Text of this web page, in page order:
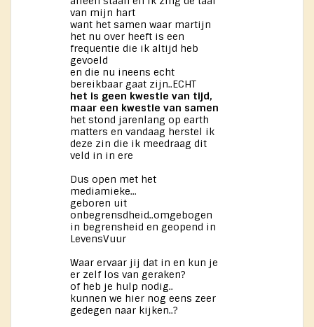
van mijn hart
want het samen waar martijn
het nu over heeft is een
frequentie die ik altijd heb
gevoeld
en die nu ineens echt
bereikbaar gaat zijn..ECHT
het is geen kwestie van tijd,
maar een kwestie van samen
het stond jarenlang op earth
matters en vandaag herstel ik
deze zin die ik meedraag dit
veld in in ere
Dus open met het
mediamieke...
geboren uit
onbegrensdheid..omgebogen
in begrensheid en geopend in
LevensVuur
Waar ervaar jij dat in en kun je
er zelf los van geraken?
of heb je hulp nodig..
kunnen we hier nog eens zeer
gedegen naar kijken..?